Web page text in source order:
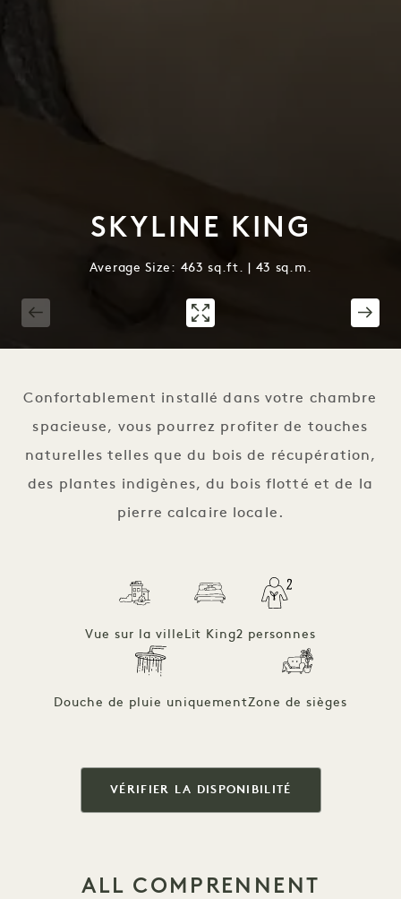
SKYLINE KING
Average Size: 463 sq.ft. | 43 sq.m.
Confortablement installé dans votre chambre
spacieuse, vous pourrez profiter de touches
naturelles telles que du bois de récupération,
des plantes indigènes, du bois flotté et de la
pierre calcaire locale.
Vue sur la ville Lit King2 personnes
Douche de pluie uniquementZone de sièges
VÉRIFIER LA DISPONIBILITÉ
ALL COMPRENNENT